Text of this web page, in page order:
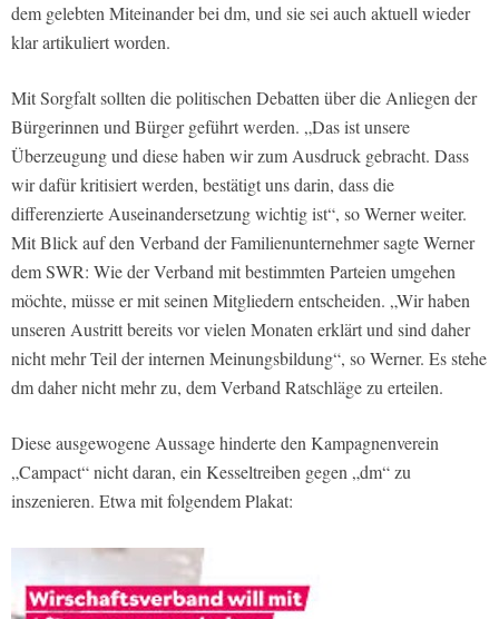
dem gelebten Miteinander bei dm, und sie sei auch aktuell wieder
klar artikuliert worden.
Mit Sorgfalt sollten die politischen Debatten über die Anliegen der
Bürgerinnen und Bürger geführt werden. „Das ist unsere
Überzeugung und diese haben wir zum Ausdruck gebracht. Dass
wir dafür kritisiert werden, bestätigt uns darin, dass die
differenzierte Auseinandersetzung wichtig ist“, so Werner weiter.
Mit Blick auf den Verband der Familienunternehmer sagte Werner
dem SWR: Wie der Verband mit bestimmten Parteien umgehen
möchte, müsse er mit seinen Mitgliedern entscheiden. „Wir haben
unseren Austritt bereits vor vielen Monaten erklärt und sind daher
nicht mehr Teil der internen Meinungsbildung“, so Werner. Es stehe
dm daher nicht mehr zu, dem Verband Ratschläge zu erteilen.
Diese ausgewogene Aussage hinderte den Kampagnenverein
„Campact“ nicht daran, ein Kesseltreiben gegen „dm“ zu
inszenieren. Etwa mit folgendem Plakat: